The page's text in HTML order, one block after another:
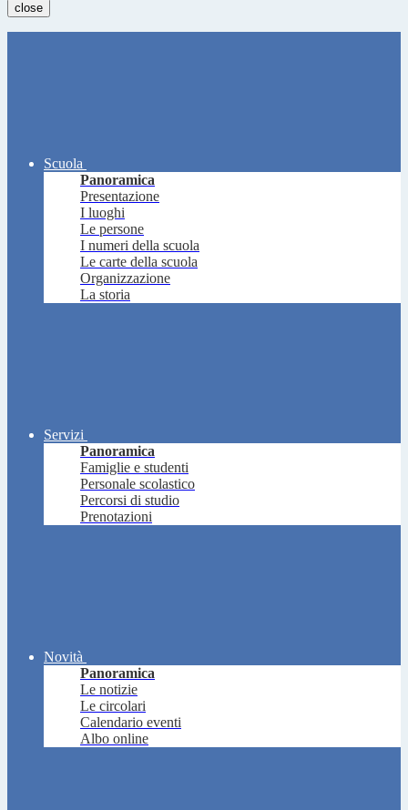
close
Scuola
Panoramica
Presentazione
I luoghi
Le persone
I numeri della scuola
Le carte della scuola
Organizzazione
La storia
Servizi
Panoramica
Famiglie e studenti
Personale scolastico
Percorsi di studio
Prenotazioni
Novità
Panoramica
Le notizie
Le circolari
Calendario eventi
Albo online